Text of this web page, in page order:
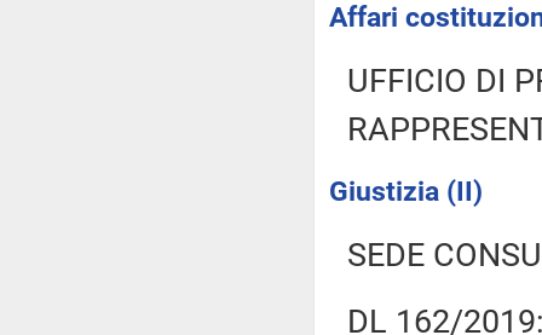
Affari
UFFICIO DI
Giustizia (II)
SEDE
DL 162/